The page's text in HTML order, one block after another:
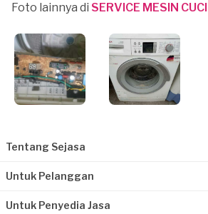
Foto lainnya di SERVICE MESIN CUCI
Tentang Sejasa
Untuk Pelanggan
Untuk Penyedia Jasa